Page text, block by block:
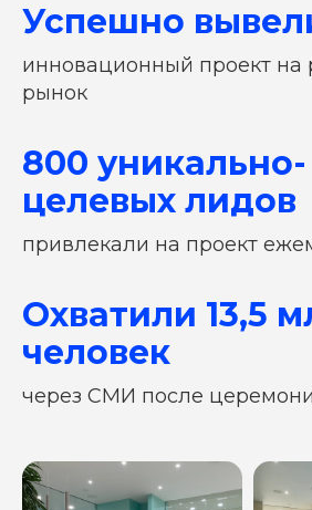
Успешно
инновационный проект на
рынок
800 уникально-
целевых лидов
привлекали на проект
Охватили 13,5
человек
через СМИ после
Номер телефона
Комментарий
Соглашаюсь с политикой
конфиденциальности